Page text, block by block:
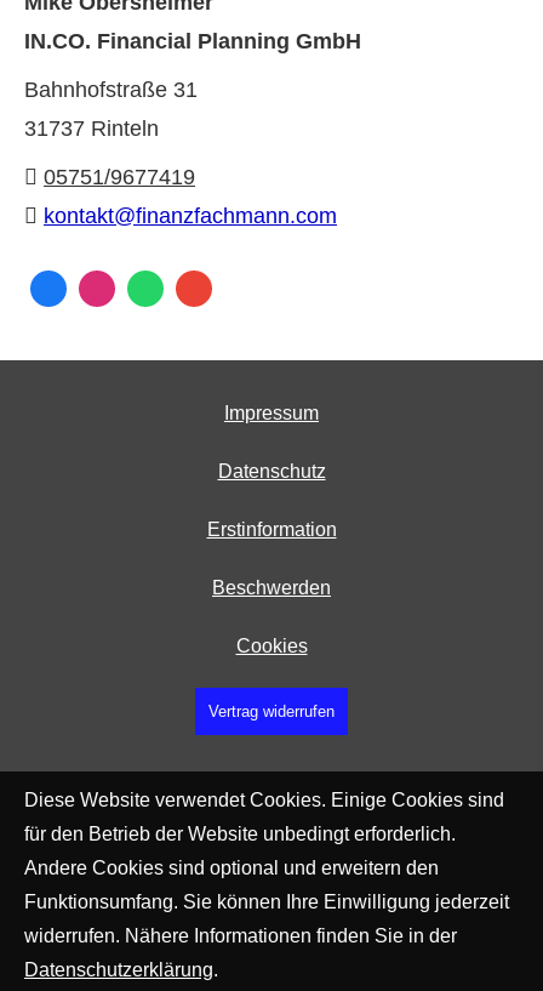
IN.CO. Financial Planning GmbH
Bahnhofstraße 31
31737 Rinteln
05751/9677419
kontakt@finanzfachmann.com
Impressum
Datenschutz
Erstinformation
Beschwerden
Cookies
Vertrag widerrufen
Diese Website verwendet Cookies. Einige Cookies sind
für den Betrieb der Website unbedingt erforderlich.
Andere Cookies sind optional und erweitern den
Funktionsumfang. Sie können Ihre Einwilligung jederzeit
widerrufen. Nähere Informationen finden Sie in der
Datenschutzerklärung.